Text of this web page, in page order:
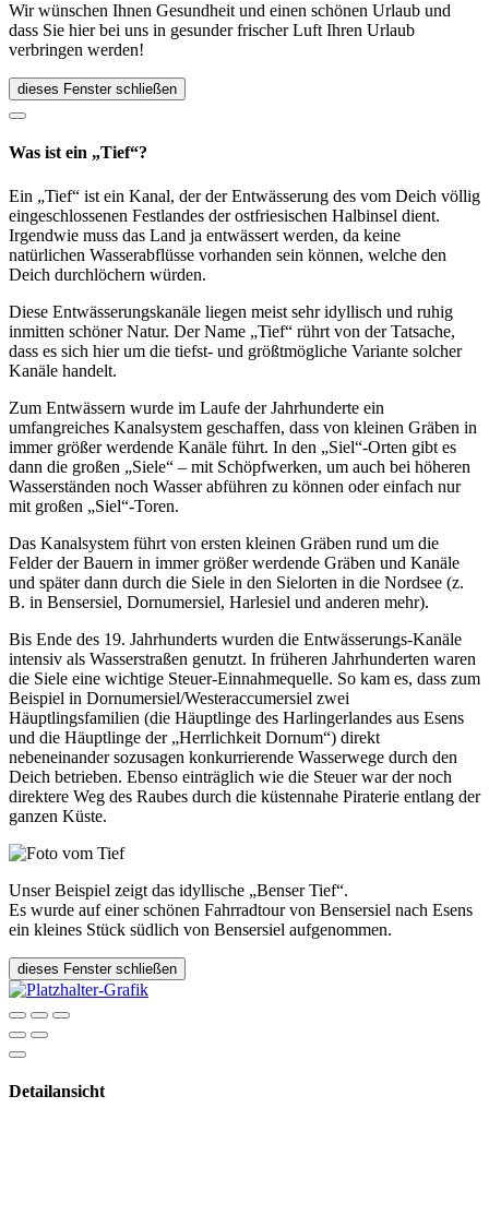
Wir wünschen Ihnen Gesundheit und einen schönen Urlaub und
dass Sie hier bei uns in gesunder frischer Luft Ihren Urlaub
verbringen werden!
dieses Fenster schließen
Was ist ein „Tief“?
Ein „Tief“ ist ein Kanal, der der Entwässerung des vom Deich völlig
eingeschlossenen Festlandes der ostfriesischen Halbinsel dient.
Irgendwie muss das Land ja entwässert werden, da keine
natürlichen Wasserabflüsse vorhanden sein können, welche den
Deich durchlöchern würden.
Diese Entwässerungskanäle liegen meist sehr idyllisch und ruhig
inmitten schöner Natur. Der Name „Tief“ rührt von der Tatsache,
dass es sich hier um die tiefst- und größtmögliche Variante solcher
Kanäle handelt.
Zum Entwässern wurde im Laufe der Jahrhunderte ein
umfangreiches Kanalsystem geschaffen, dass von kleinen Gräben in
immer größer werdende Kanäle führt. In den „Siel“-Orten gibt es
dann die großen „Siele“ – mit Schöpfwerken, um auch bei höheren
Wasserständen noch Wasser abführen zu können oder einfach nur
mit großen „Siel“-Toren.
Das Kanalsystem führt von ersten kleinen Gräben rund um die
Felder der Bauern in immer größer werdende Gräben und Kanäle
und später dann durch die Siele in den Sielorten in die Nordsee (z.
B. in Bensersiel, Dornumersiel, Harlesiel und anderen mehr).
Bis Ende des 19. Jahrhunderts wurden die Entwässerungs-Kanäle
intensiv als Wasserstraßen genutzt. In früheren Jahrhunderten waren
die Siele eine wichtige Steuer-Einnahmequelle. So kam es, dass zum
Beispiel in Dornumersiel/Westeraccumersiel zwei
Häuptlingsfamilien (die Häuptlinge des Harlingerlandes aus Esens
und die Häuptlinge der „Herrlichkeit Dornum“) direkt
nebeneinander sozusagen konkurrierende Wasserwege durch den
Deich betrieben. Ebenso einträglich wie die Steuer war der noch
direktere Weg des Raubes durch die küstennahe Piraterie entlang der
ganzen Küste.
Unser Beispiel zeigt das idyllische „Benser Tief“.
Es wurde auf einer schönen Fahrradtour von Bensersiel nach Esens
ein kleines Stück südlich von Bensersiel aufgenommen.
dieses Fenster schließen
Detailansicht